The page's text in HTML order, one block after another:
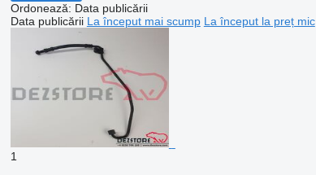
Ordonează: Data publicării
Data publicării La început mai scump La început la preț mic
1